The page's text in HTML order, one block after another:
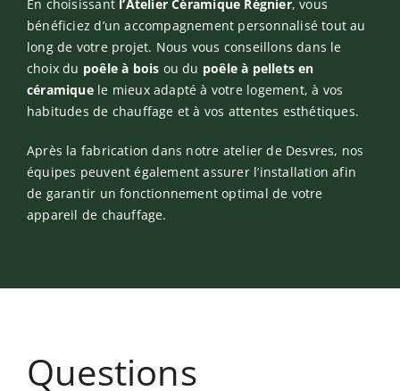
En choisissant l’Atelier Céramique Régnier, vous
bénéficiez d’un accompagnement personnalisé tout au
long de votre projet. Nous vous conseillons dans le
choix du poêle à bois ou du poêle à pellets en
céramiquele mieux adapté à votre logement, à vos
habitudes de chauffage et à vos attentes esthétiques.
Après la fabrication dans notre atelier de Desvres, nos
équipes peuvent également assurer l’installation afin
de garantir un fonctionnement optimal de votre
appareil de chauffage.
Questions